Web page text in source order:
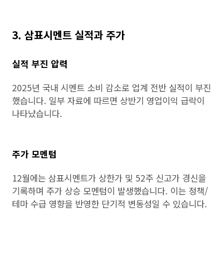
3. 삼표시멘트 실적과 주가
실적 부진 압력
2025년 국내 시멘트 소비 감소로 업계 전반 실적이 부진
했습니다. 일부 자료에 따르면 상반기 영업이익 급락이
나타났습니다.
주가 모멘텀
12월에는 삼표시멘트가 상한가 및 52주 신고가 경신을
기록하며 주가 상승 모멘텀이 발생했습니다. 이는 정책/
테마 수급 영향을 반영한 단기적 변동성일 수 있습니다.